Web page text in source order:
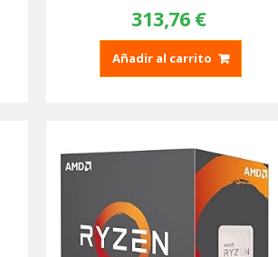
313,76 €
Añadir al carrito